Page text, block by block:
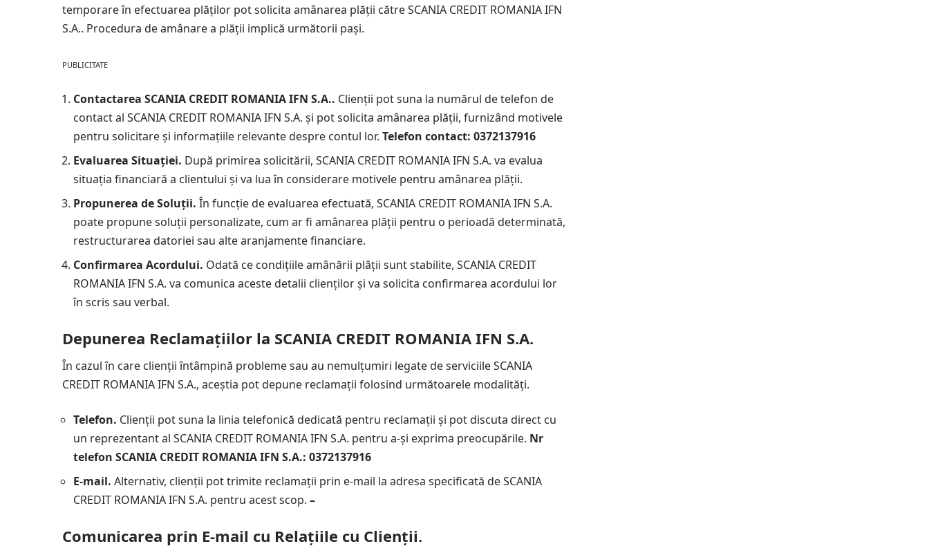
temporare în efectuarea plăților pot solicita amânarea plății către SCANIA CREDIT ROMANIA IFN
S.A.. Procedura de amânare a plății implică următorii pași.
PUBLICITATE
Contactarea SCANIA CREDIT ROMANIA IFN S.A.. Clienții pot suna la numărul de telefon de
contact al SCANIA CREDIT ROMANIA IFN S.A. și pot solicita amânarea plății, furnizând motivele
pentru solicitare și informațiile relevante despre contul lor.Telefon contact: 0372137916
Evaluarea Situației. După primirea solicitării, SCANIA CREDIT ROMANIA IFN S.A. va evalua
situația financiară a clientului și va lua în considerare motivele pentru amânarea plății.
Propunerea de Soluții. În funcție de evaluarea efectuată, SCANIA CREDIT ROMANIA IFN S.A.
poate propune soluții personalizate, cum ar fi amânarea plății pentru o perioadă determinată,
restructurarea datoriei sau alte aranjamente financiare.
Confirmarea Acordului. Odată ce condițiile amânării plății sunt stabilite, SCANIA CREDIT
ROMANIA IFN S.A. va comunica aceste detalii clienților și va solicita confirmarea acordului lor
în scris sau verbal.
Depunerea Reclamațiilor la SCANIA CREDIT ROMANIA IFN S.A.
În cazul în care clienții întâmpină probleme sau au nemulțumiri legate de serviciile SCANIA
CREDIT ROMANIA IFN S.A., aceștia pot depune reclamații folosind următoarele modalități.
Telefon. Clienții pot suna la linia telefonică dedicată pentru reclamații și pot discuta direct cu
un reprezentant al SCANIA CREDIT ROMANIA IFN S.A. pentru a-și exprima preocupările. Nr
telefon SCANIA CREDIT ROMANIA IFN S.A.: 0372137916
E-mail. Alternativ, clienții pot trimite reclamații prin e-mail la adresa specificată de SCANIA
CREDIT ROMANIA IFN S.A. pentru acest scop.–
Comunicarea prin E-mail cu Relațiile cu Clienții.